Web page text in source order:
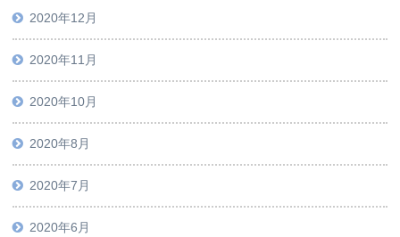
2020年12月
2020年11月
2020年10月
2020年8月
2020年7月
2020年6月